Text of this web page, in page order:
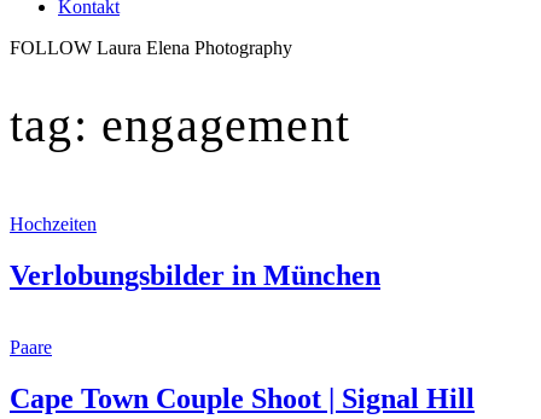
Kontakt
FOLLOW Laura Elena Photography
tag: engagement
Hochzeiten
Verlobungsbilder in München
Paare
Cape Town Couple Shoot | Signal Hill